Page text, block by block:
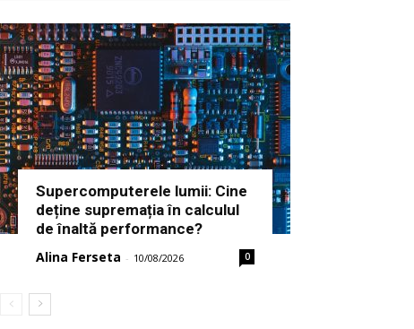
Supercomputerele lumii: Cine
deține supremația în calculul
de înaltă performance?
Alina Ferseta - 10/08/2026 0